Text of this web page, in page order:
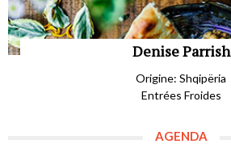
Denise Parrish
Origine: Shqipëria
Entrées Froides
AGENDA